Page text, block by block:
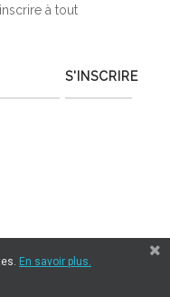
à tout
S'INSCRIRE
En savoir plus.